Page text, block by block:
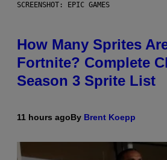
SCREENSHOT: EPIC GAMES
How Many Sprites
Fortnite? Complete
Season 3 Sprite List
11 hours agoBy Brent Koepp